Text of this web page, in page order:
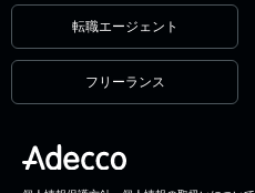
転職エージェント
フリーランス